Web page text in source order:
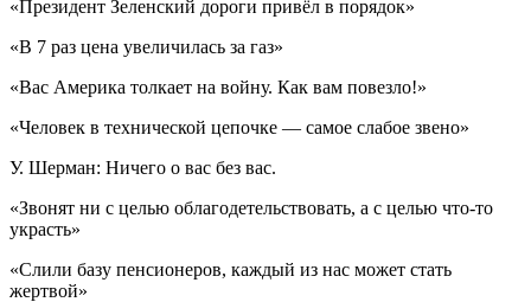
«Президент Зеленский дороги привёл в порядок»
«В 7 раз цена увеличилась за газ»
«Вас Америка толкает на войну. Как вам повезло!»
«Человек в технической цепочке — самое слабое звено»
У. Шерман: Ничего о вас без вас.
«Звонят ни с целью облагодетельствовать, а с целью что-то
украсть»
«Слили базу пенсионеров, каждый из нас может стать
жертвой»